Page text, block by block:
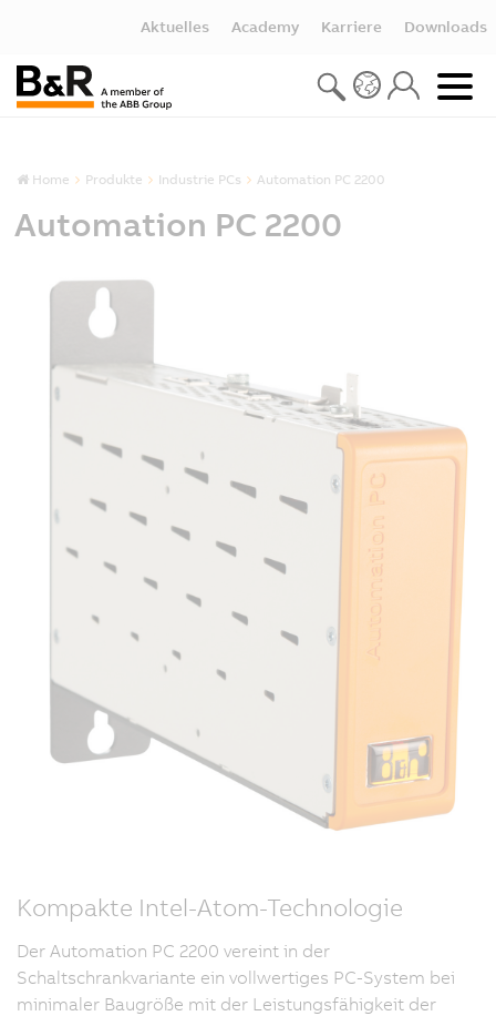
Aktuelles Academy Karriere Downloads
Home Produkte Industrie PCs Automation PC 2200
Automation PC 2200
Kompakte Intel-Atom-Technologie
Der Automation PC 2200 vereint in der
Schaltschrankvariante ein vollwertiges PC-System bei
minimaler Baugröße mit der Leistungsfähigkeit der